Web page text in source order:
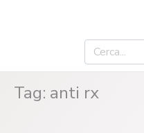
Tag: anti rx